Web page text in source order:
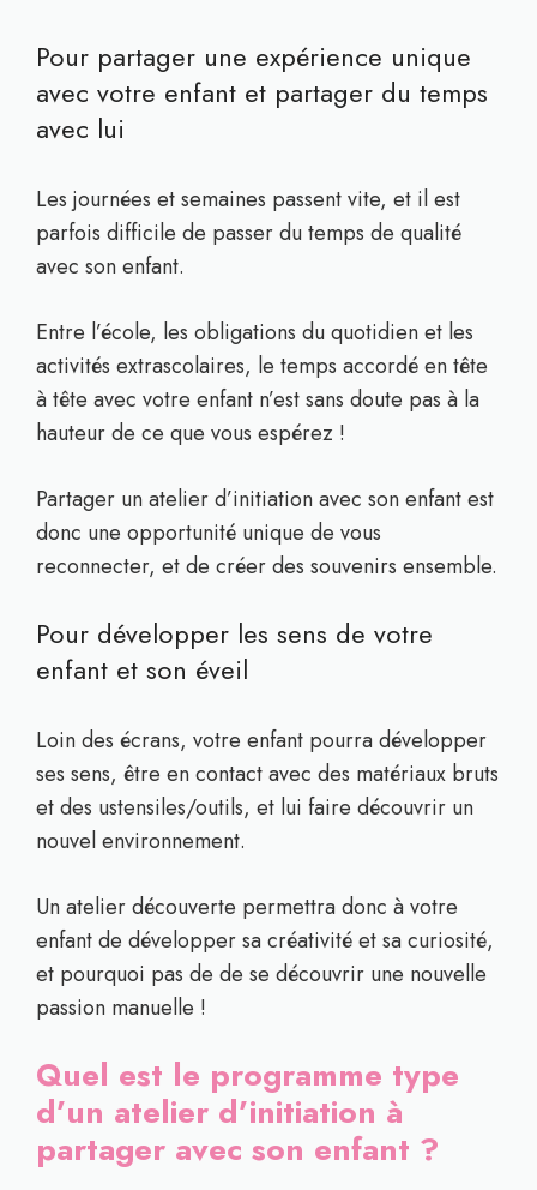
Pour partager une expérience unique
avec votre enfant et partager du temps
avec lui
Les journées et semaines passent vite, et il est
parfois difficile de passer du temps de qualité
avec son enfant.
Entre l’école, les obligations du quotidien et les
activités extrascolaires, le temps accordé en tête
à tête avec votre enfant n’est sans doute pas à la
hauteur de ce que vous espérez !
Partager un atelier d’initiation avec son enfant est
donc une opportunité unique de vous
reconnecter, et de créer des souvenirs ensemble.
Pour développer les sens de votre
enfant et son éveil
Loin des écrans, votre enfant pourra développer
ses sens, être en contact avec des matériaux bruts
et des ustensiles/outils, et lui faire découvrir un
nouvel environnement.
Un atelier découverte permettra donc à votre
enfant de développer sa créativité et sa curiosité,
et pourquoi pas de de se découvrir une nouvelle
passion manuelle !
Quel est le programme type
d’un atelier d’initiation à
partager avec son enfant ?